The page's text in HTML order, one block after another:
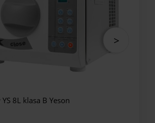
8L klasa B Yeson